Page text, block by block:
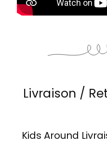
Livraison /
Kids Around